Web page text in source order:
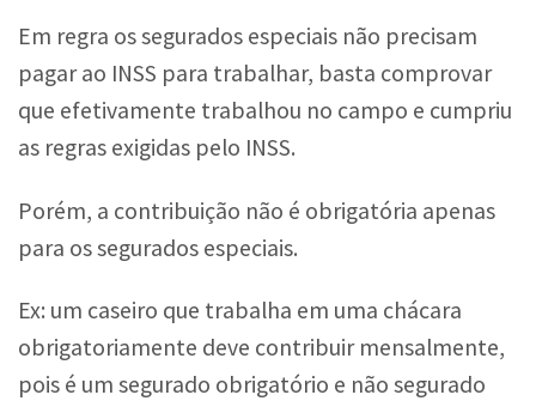
Em regra os segurados especiais não precisam
pagar ao INSS para trabalhar, basta comprovar
que efetivamente trabalhou no campo e cumpriu
as regras exigidas pelo INSS.
Porém, a contribuição não é obrigatória apenas
para os segurados especiais.
Ex: um caseiro que trabalha em uma chácara
obrigatoriamente deve contribuir mensalmente,
pois é um segurado obrigatório e não segurado